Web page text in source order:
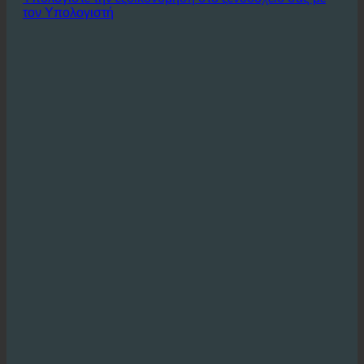
Υπολογίστε την εξοικονόμηση στο ξενοδοχείο σας με